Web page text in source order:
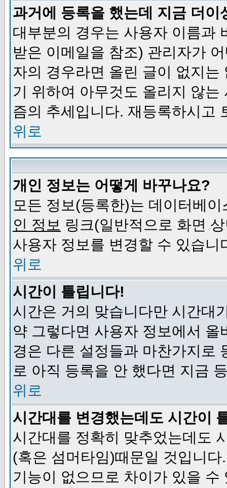
과거에 등록을 했는데 지금 더
대부분의 경우는 사용자 이름과
받은 이메일을 참조) 관리자가
자의 경우라면 올린 글이 없지
기 위하여 아무것도 올리지 않
즘의 추세입니다. 재등록하시고
위로
개인 정보는 어떻게 바꾸나요?
모든 정보(등록한)는 데이터베
인 정보 링크(일반적으로 화면
사용자 정보를 변경할 수 있습니
위로
시간이 틀립니다!
시간은 거의 맞습니다만 시간대
약 그렇다면 사용자 정보에서
경은 다른 설정들과 마찬가지로
로 아직 등록을 안 했다면 지금
위로
시간대를 변경했는데도 시간이
시간대를 정확히 맞추었는데도
(혹은 섬머타임)때문일 것입니
기능이 없으므로 차이가 있을 수